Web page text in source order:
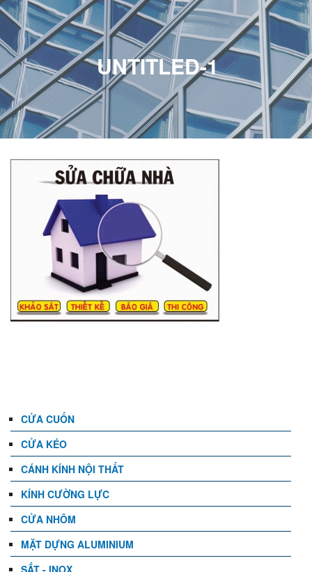
UNTITLED-1
CỬA CUỐN
CỬA KÉO
CÁNH KÍNH NỘI THẤT
KÍNH CƯỜNG LỰC
CỬA NHÔM
MẶT DỰNG ALUMINIUM
SẮT - INOX